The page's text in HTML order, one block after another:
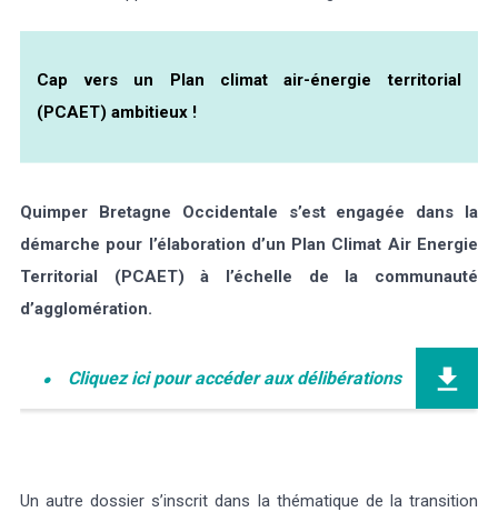
Cap vers un Plan climat air-énergie territorial
(PCAET) ambitieux !
Quimper Bretagne Occidentale s’est engagée dans la
démarche pour l’élaboration d’un Plan Climat Air Energie
Territorial (PCAET) à l’échelle de la communauté
d’agglomération.
Cliquez ici pour accéder aux délibérations
Un autre dossier s’inscrit dans la thématique de la transition